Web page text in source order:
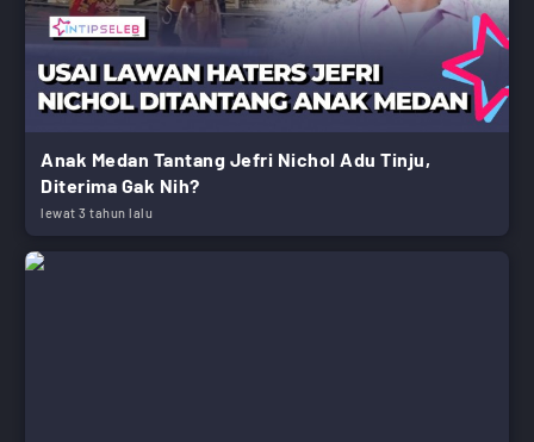
Anak Medan Tantang Jefri Nichol Adu Tinju,
Diterima Gak Nih?
lewat 3 tahun lalu